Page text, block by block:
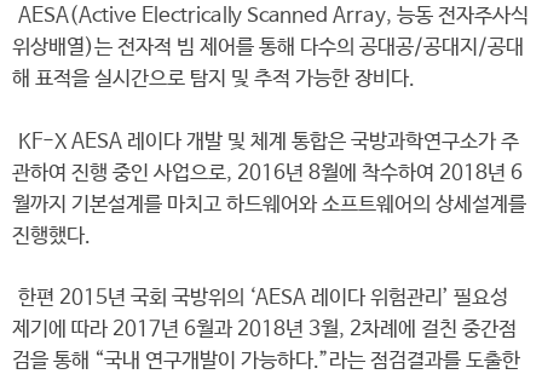
AESA(Active Electrically Scanned Array, 능동 전자주사식
위상배열)는 전자적 빔 제어를 통해 다수의 공대공/공대지/공대
해 표적을 실시간으로 탐지 및 추적 가능한 장비다.
KF-X AESA 레이다 개발 및 체계 통합은 국방과학연구소가 주
관하여 진행 중인 사업으로, 2016년 8월에 착수하여 2018년 6
월까지 기본설계를 마치고 하드웨어와 소프트웨어의 상세설계를
진행했다.
한편 2015년 국회 국방위의 ‘AESA 레이다 위험관리’ 필요성
제기에 따라 2017년 6월과 2018년 3월, 2차례에 걸친 중간점
검을 통해 “국내 연구개발이 가능하다.”라는 점검결과를 도출한